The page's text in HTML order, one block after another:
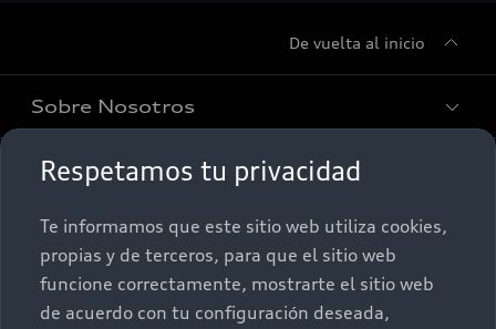
Respetamos tu privacidad
Te informamos que este sitio web utiliza cookies,
propias y de terceros, para que el sitio web
funcione correctamente, mostrarte el sitio web
de acuerdo con tu configuración deseada,
De vuelta al inicio
Sobre Nosotros
Conócenos
Promociones
Nuestras Promociones
Postventa
Audi Aftersales
Autos Nuevos